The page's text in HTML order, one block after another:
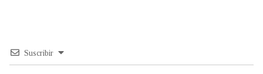
Suscribir